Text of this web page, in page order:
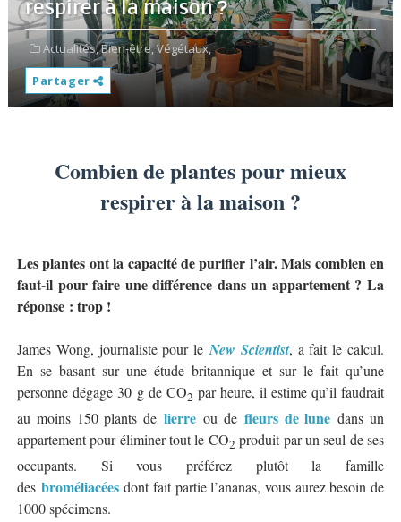
respirer à la maison ?
Actualités,Bien-être,Végétaux,
Partager
Combien de plantes pour mieux
respirer à la maison ?
Les plantes ont la capacité de purifier l’air. Mais combien en
faut-il pour faire une différence dans un appartement ? La
réponse : trop !
James Wong, journaliste pour le New Scientist, a fait le calcul.
En se basant sur une étude britannique et sur le fait qu’une
personne dégage 30 g de CO2par heure, il estime qu’il faudrait
au moins 150 plants delierre ou de fleurs de lune dans un
appartement pour éliminer tout le CO2produit par un seul de ses
occupants. Si vous préférez plutôt la famille
des broméliacéesdont fait partie l’ananas, vous aurez besoin de
1000 spécimens.